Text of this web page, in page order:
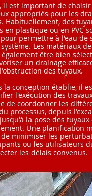
il est important de choisir
appropriés pour les
Habituellement, des
en plastique ou en PVC
permettre à l'eau de
Les matériaux
être bien
un drainage
des tuyaux.
la conception établie, il
l'exécution des
de coordonner les
processus, depuis
la pose des tuyaux
Une planification
minimiser les
ou les utilisateurs
les délais convenus.